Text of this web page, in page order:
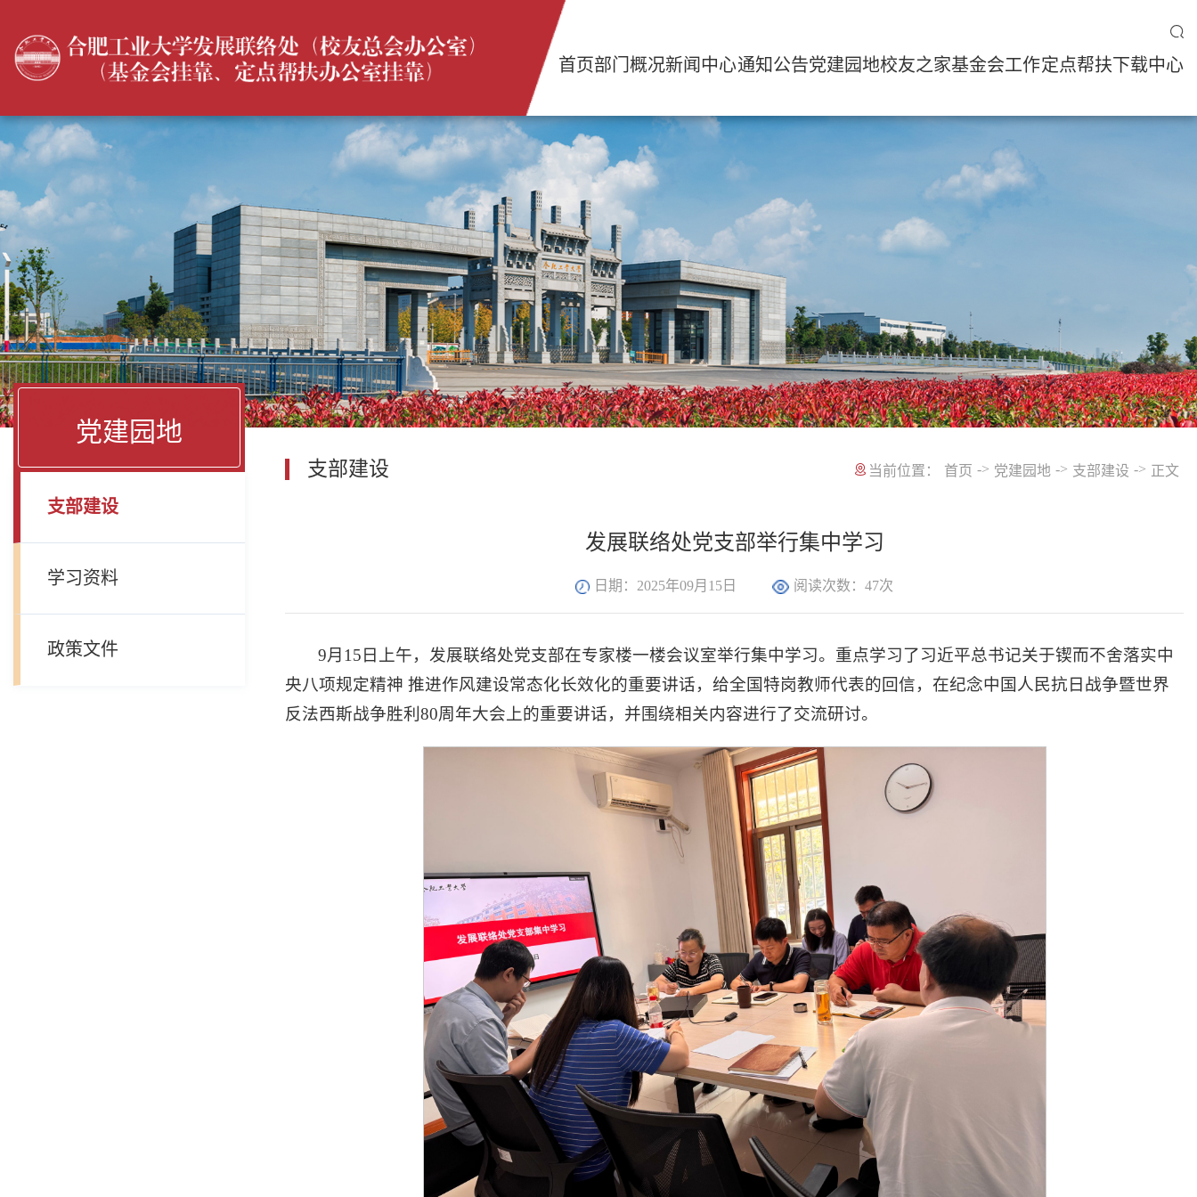
首页部门概况新闻中心通知公告党建园地校友之家基金会工作定点帮扶下载中心
党建园地
支部建设
学习资料
政策文件
支部建设 当前位置： 首页 -> 党建园地 -> 支部建设 -> 正文
发展联络处党支部举行集中学习
日期：2025年09月15日 阅读次数： 47次
9月15日上午，发展联络处党支部在专家楼一楼会议室举行集中学习。重点学习了习近平总书记关于锲而不舍落实中
央八项规定精神 推进作风建设常态化长效化的重要讲话，给全国特岗教师代表的回信，在纪念中国人民抗日战争暨世界
反法西斯战争胜利80周年大会上的重要讲话，并围绕相关内容进行了交流研讨。